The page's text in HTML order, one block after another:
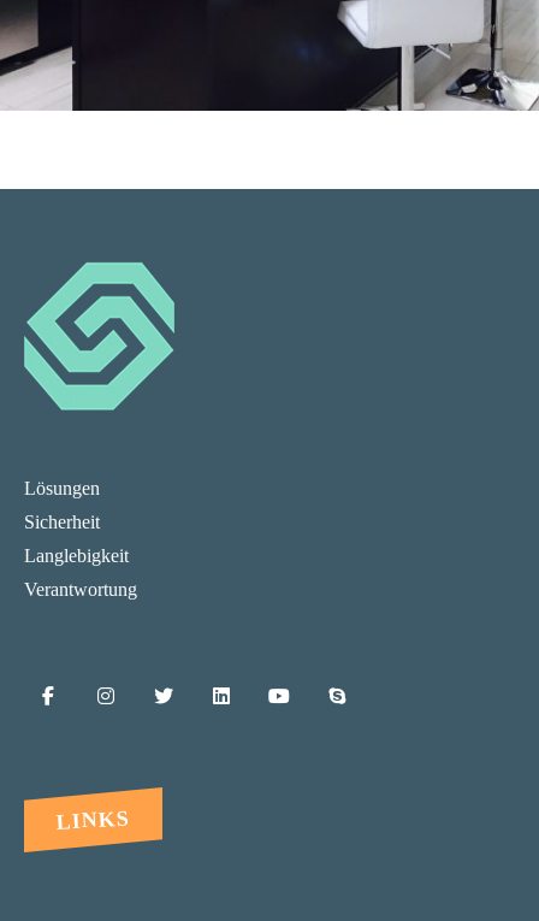
Lösungen
Sicherheit
Langlebigkeit
Verantwortung
LINKS